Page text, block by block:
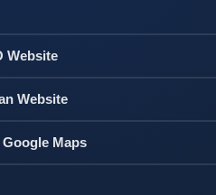
Website
Website
Maps